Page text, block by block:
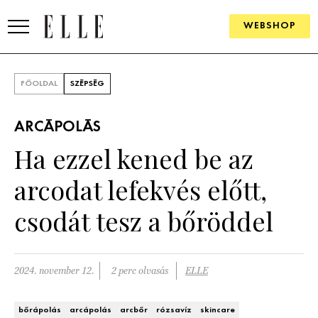
WEBSHOP
SZÉPSÉG
ÉLETMÓD
PÁRKAPCSOLAT
FŐOLDAL SZÉPSÉG
ARCÁPOLÁS
Ha ezzel kened be az
arcodat lefekvés előtt,
csodát tesz a bőröddel
2024. november 12. 2 perc olvasás ELLE
bőrápolás arcápolás arcbőr rózsavíz skincare